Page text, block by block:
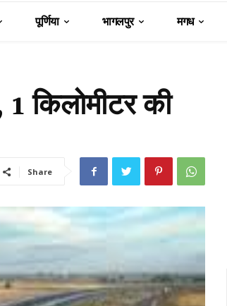
पूर्णिया भागलपुर मगध
किलोमीटर की
Share